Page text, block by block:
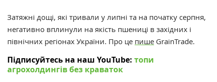
Затяжні дощі, які тривали у липні та на початку серпня,
негативно вплинули на якість пшениці в західних і
північних регіонах України. Про це пише GrainTrade.
Підписуйтесь на наш YouTube: топи
агрохолдингів без краваток